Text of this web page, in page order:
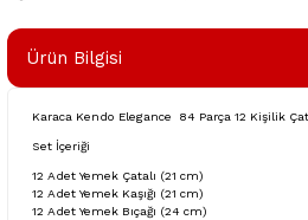
Ürün Bilgisi
Karaca Kendo Elegance 84 Parça 12 Kişilik
Set İçeriği
12 Adet Yemek Çatalı (21 cm)
12 Adet Yemek Kaşığı (21 cm)
12 Adet Yemek Bıçağı (24 cm)